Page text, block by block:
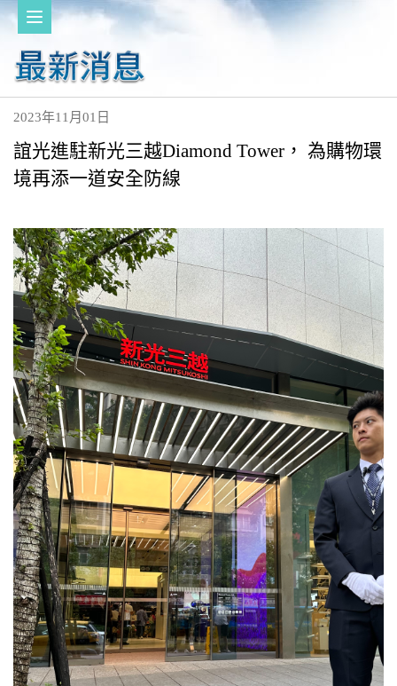
2023年11月01日
誼光進駐新光三越Diamond Tower， 為購物環
境再添一道安全防線